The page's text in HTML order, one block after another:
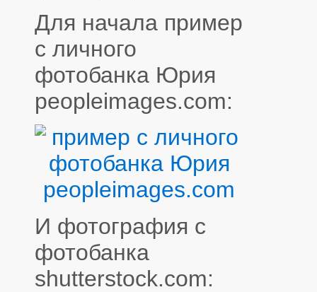
Для начала пример
с личного
фотобанка Юрия
peopleimages.com:
И фотография с
фотобанка
shutterstock.com: